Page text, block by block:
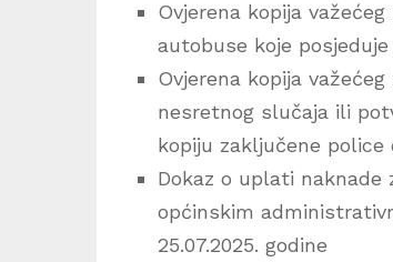
Ovjerena kopija
autobuse koje
Ovjerena kopija
nesretnog slučaja ili
kopiju zaključene police
Dokaz o uplati naknade
općinskim
25.07.2025. godine